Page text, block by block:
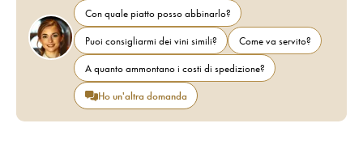
Con quale piatto posso abbinarlo?
Puoi consigliarmi dei vini simili?
Come va servito?
A quanto ammontano i costi di spedizione?
Ho un'altra domanda